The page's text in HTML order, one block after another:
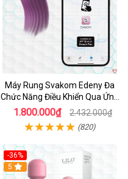
Máy Rung Svakom Edeny Đa
Chức Năng Điều Khiển Qua Ứng
Dụng
1.800.000₫ 2.432.000₫
(820)
-36%
Hot
5